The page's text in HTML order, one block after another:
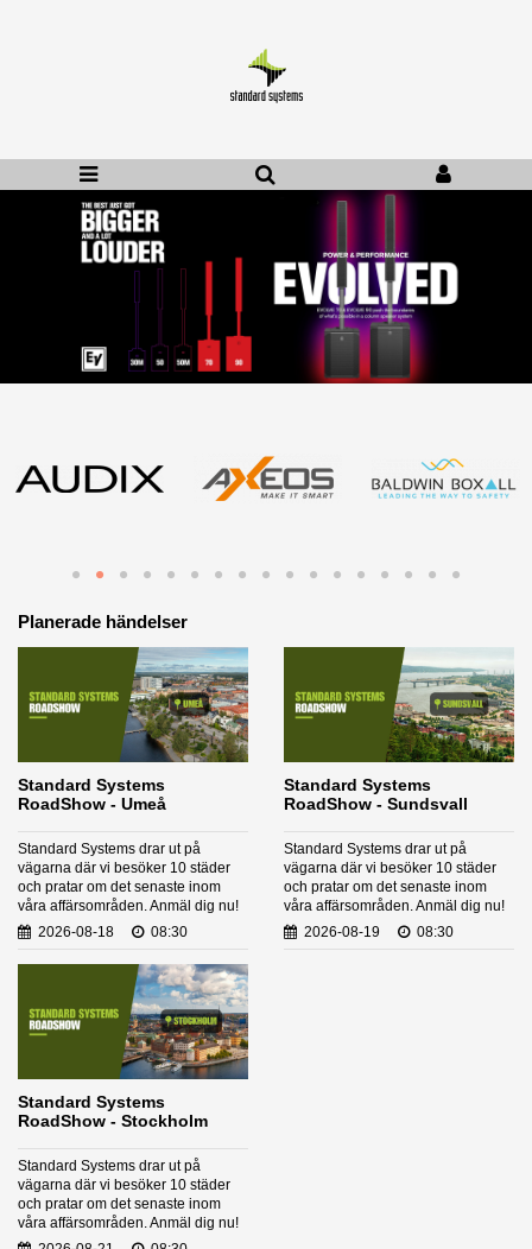
Planerade händelser
Standard Systems
RoadShow - Umeå
Standard Systems drar ut på
vägarna där vi besöker 10 städer
och pratar om det senaste inom
våra affärsområden. Anmäl dig nu!
2026-08-18
08:30
Standard Systems
RoadShow - Sundsvall
Standard Systems drar ut på
vägarna där vi besöker 10 städer
och pratar om det senaste inom
våra affärsområden. Anmäl dig nu!
2026-08-19
08:30
Standard Systems
RoadShow - Stockholm
Standard Systems drar ut på
vägarna där vi besöker 10 städer
och pratar om det senaste inom
våra affärsområden. Anmäl dig nu!